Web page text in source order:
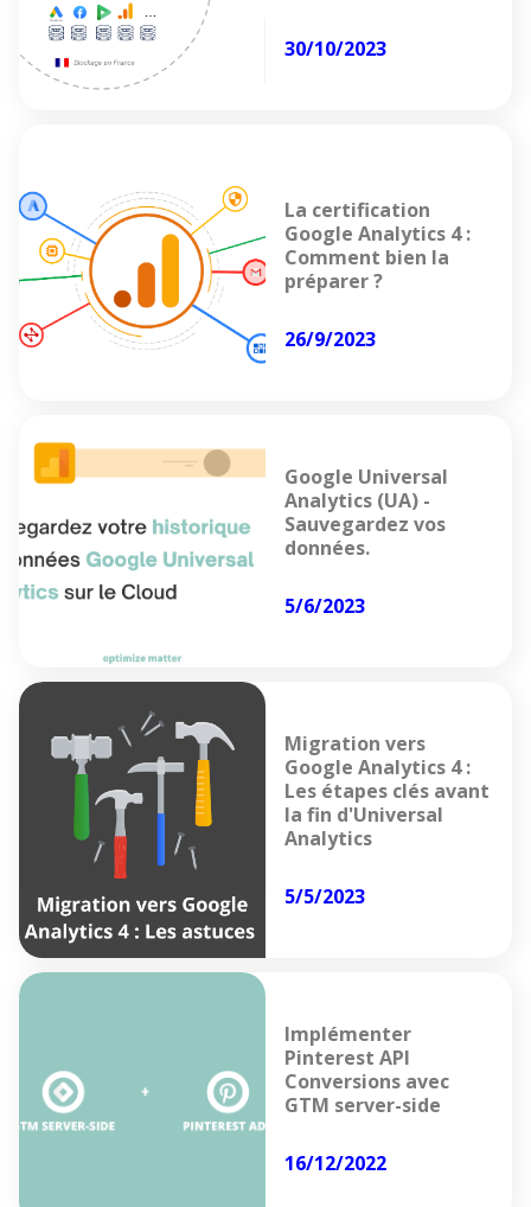
30/10/2023
La certification
Google Analytics 4 :
Comment bien la
préparer ?
26/9/2023
Google Universal
Analytics (UA) -
Sauvegardez vos
données.
5/6/2023
Migration vers
Google Analytics 4 :
Les étapes clés avant
la fin d'Universal
Analytics
5/5/2023
Implémenter
Pinterest API
Conversions avec
GTM server-side
16/12/2022